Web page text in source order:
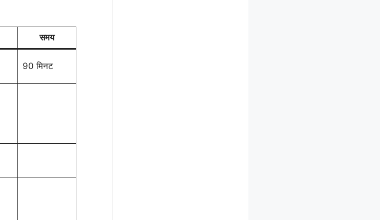
समय
90 मिनट